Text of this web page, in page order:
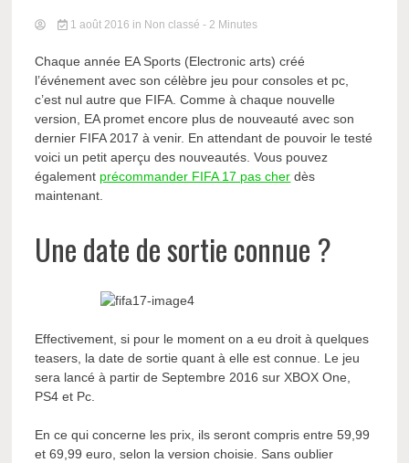
1 août 2016 in Non classé - 2 Minutes
Chaque année EA Sports (Electronic arts) créé
l’événement avec son célèbre jeu pour consoles et pc,
c’est nul autre que FIFA. Comme à chaque nouvelle
version, EA promet encore plus de nouveauté avec son
dernier FIFA 2017 à venir. En attendant de pouvoir le testé
voici un petit aperçu des nouveautés. Vous pouvez
également précommander FIFA 17 pas cher dès
maintenant.
Une date de sortie connue ?
Effectivement, si pour le moment on a eu droit à quelques
teasers, la date de sortie quant à elle est connue. Le jeu
sera lancé à partir de Septembre 2016 sur XBOX One,
PS4 et Pc.
En ce qui concerne les prix, ils seront compris entre 59,99
et 69,99 euro, selon la version choisie. Sans oublier